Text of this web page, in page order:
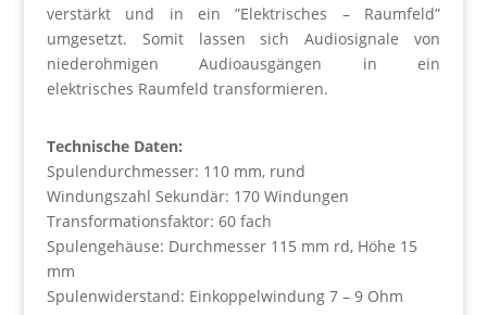
verstärkt und in ein ”Elektrisches – Raumfeld”
umgesetzt. Somit lassen sich Audiosignale von
niederohmigen Audioausgängen in ein
elektrisches Raumfeld transformieren.
Technische Daten:
Spulendurchmesser: 110 mm, rund
Windungszahl Sekundär: 170 Windungen
Transformationsfaktor: 60 fach
Spulengehäuse: Durchmesser 115 mm rd, Höhe 15
mm
Spulenwiderstand: Einkoppelwindung 7 – 9 Ohm